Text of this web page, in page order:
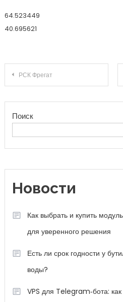
64.523449
40.695621
Навигация по
РСК Фрегат
Поиск
Новости
Как выбрать и купить
для уверенного решения
Есть ли срок годности у
воды?
VPS для Telegram‑бота: